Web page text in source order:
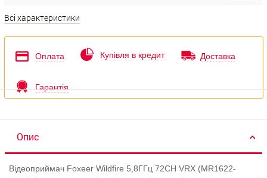
Всі характеристики
Оплата Купівля в кредит Доставка
Гарантія
Опис
Відеоприймач Foxeer Wildfire 5,8ГГц 72CH VRX (MR1622-